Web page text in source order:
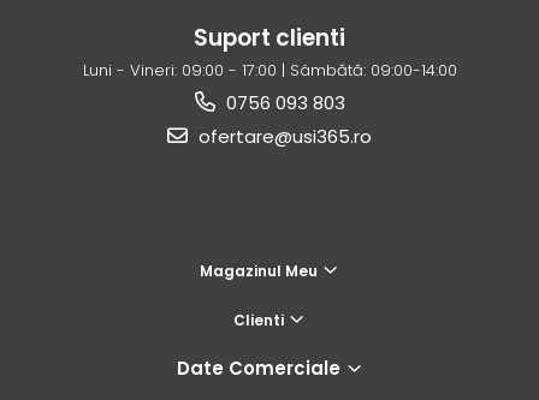
Suport clienti
Luni - Vineri: 09:00 - 17:00 | Sâmbătă: 09:00-14:00
0756 093 803
ofertare@usi365.ro
Magazinul Meu
Clienti
Date Comerciale